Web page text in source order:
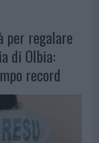
per regalare
di Olbia:
record